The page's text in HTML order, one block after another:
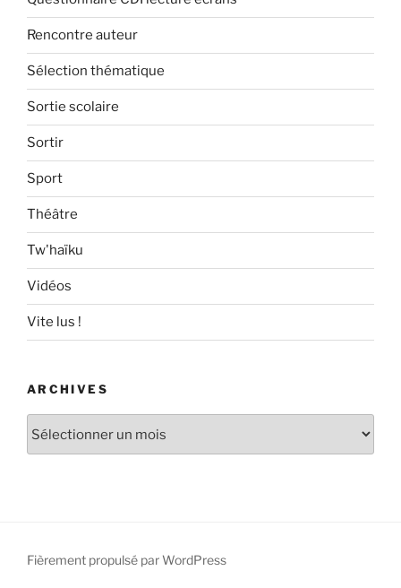
Rencontre auteur
Sélection thématique
Sortie scolaire
Sortir
Sport
Théâtre
Tw'haïku
Vidéos
Vite lus !
ARCHIVES
Fièrement propulsé par WordPress